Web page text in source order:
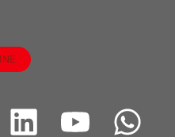
L
Y
W